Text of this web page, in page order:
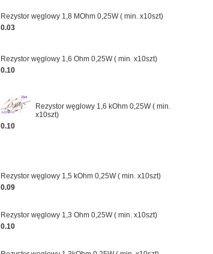
Rezystor węglowy 1,8 MOhm 0,25W ( min. x10szt)
0.03
Rezystor węglowy 1,6 Ohm 0,25W ( min. x10szt)
0.10
Rezystor węglowy 1,6 kOhm 0,25W ( min.
x10szt)
0.10
Rezystor węglowy 1,5 kOhm 0,25W ( min. x10szt)
0.09
Rezystor węglowy 1,3 Ohm 0,25W ( min. x10szt)
0.10